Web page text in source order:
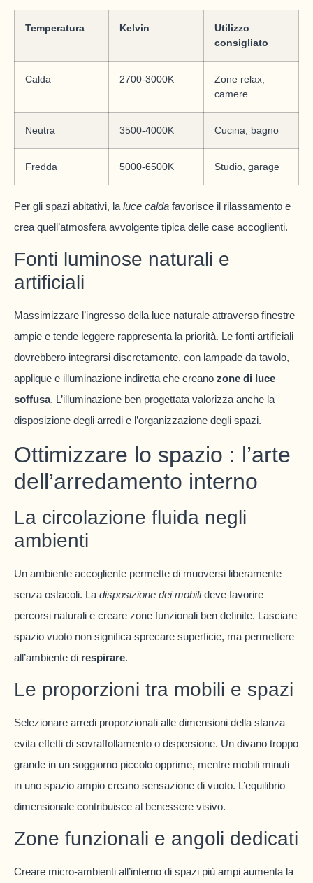
Temperatura Kelvin
Utilizzo
consigliato
Calda 2700-3000K
Zone relax,
camere
Neutra 3500-4000K Cucina, bagno
Fredda 5000-6500K Studio, garage
Per gli spazi abitativi, la luce calda favorisce il rilassamento e
crea quell’atmosfera avvolgente tipica delle case accoglienti.
Fonti luminose naturali e
artificiali
Massimizzare l’ingresso della luce naturale attraverso finestre
ampie e tende leggere rappresenta la priorità. Le fonti artificiali
dovrebbero integrarsi discretamente, con lampade da tavolo,
applique e illuminazione indiretta che creano zone di luce
soffusa. L’illuminazione ben progettata valorizza anche la
disposizione degli arredi e l’organizzazione degli spazi.
Ottimizzare lo spazio : l’arte
dell’arredamento interno
La circolazione fluida negli
ambienti
Un ambiente accogliente permette di muoversi liberamente
senza ostacoli. La disposizione dei mobilideve favorire
percorsi naturali e creare zone funzionali ben definite. Lasciare
spazio vuoto non significa sprecare superficie, ma permettere
all’ambiente di respirare.
Le proporzioni tra mobili e spazi
Selezionare arredi proporzionati alle dimensioni della stanza
evita effetti di sovraffollamento o dispersione. Un divano troppo
grande in un soggiorno piccolo opprime, mentre mobili minuti
in uno spazio ampio creano sensazione di vuoto. L’equilibrio
dimensionale contribuisce al benessere visivo.
Zone funzionali e angoli dedicati
Creare micro-ambienti all’interno di spazi più ampi aumenta la